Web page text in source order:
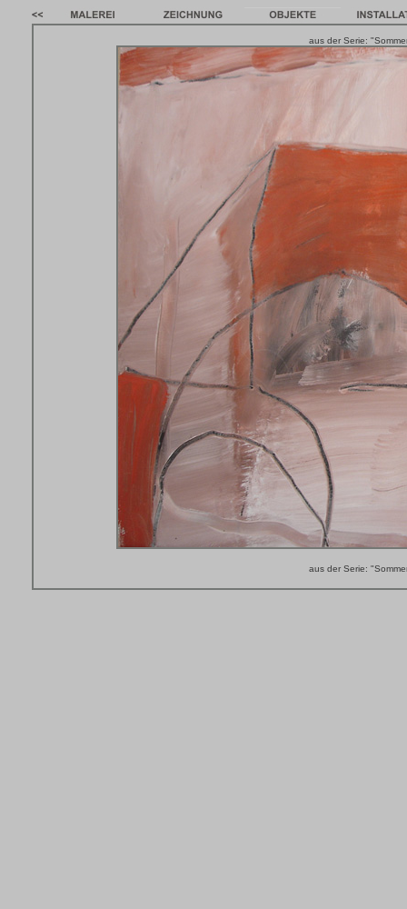
aus der Serie:
aus der Serie: